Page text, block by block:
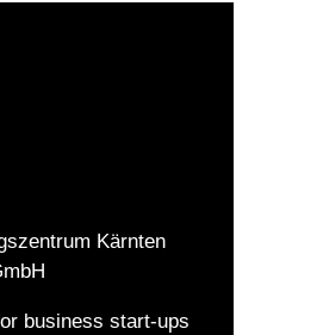
Kärnten
business start-ups